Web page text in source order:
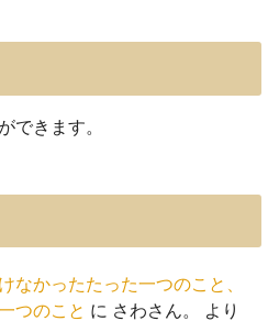
できます。
なかったたった一つのこと、
つのこと に さわさん。 より